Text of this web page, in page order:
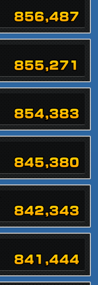
856,487
855,271
854,383
845,380
842,343
841,444